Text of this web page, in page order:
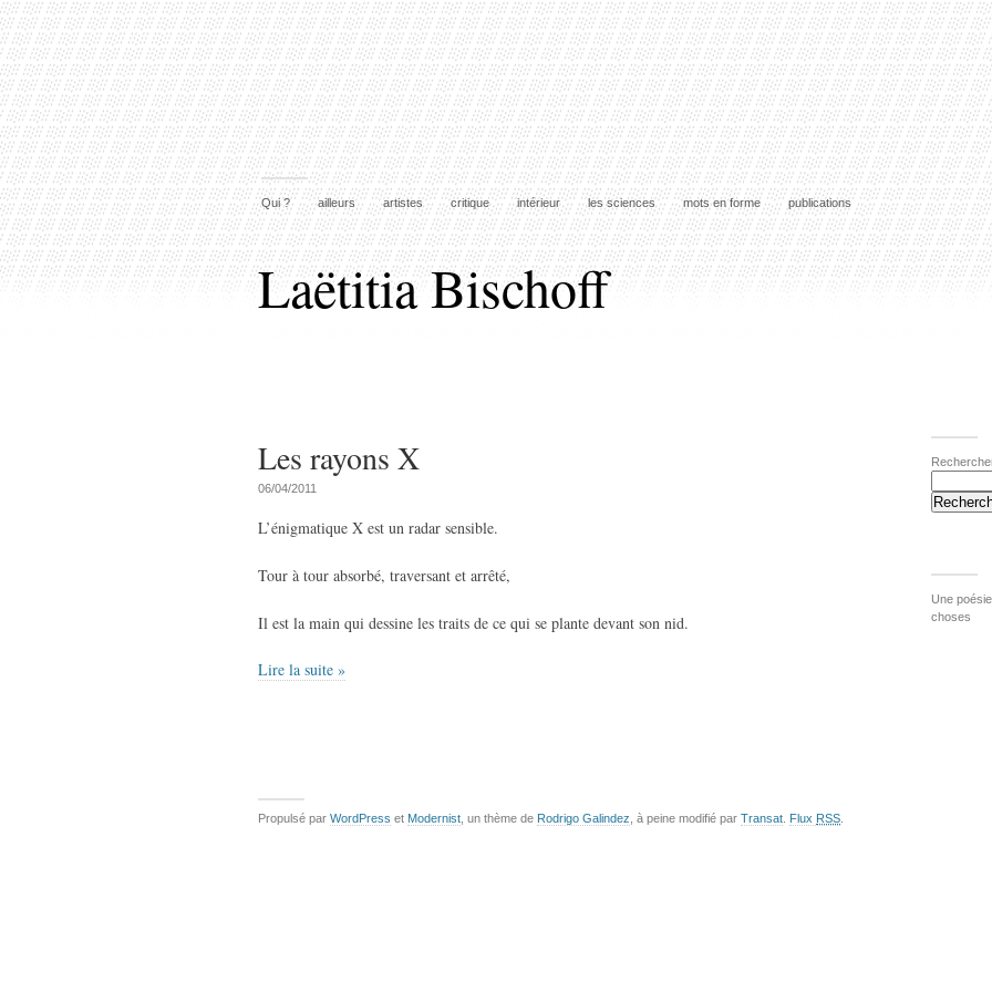
Qui ? ailleurs artistes critique intérieur les sciences mots en forme publications
Laëtitia Bischoff
Les rayons X
06/04/2011
L’énigmatique X est un radar sensible.
Tour à tour absorbé, traversant et arrêté,
Il est la main qui dessine les traits de ce qui se plante devant son nid.
Lire la suite »
Une
choses
Propulsé par WordPress et Modernist , un thème de Rodrigo Galindez , à peine modifié par Transat Flux RSS